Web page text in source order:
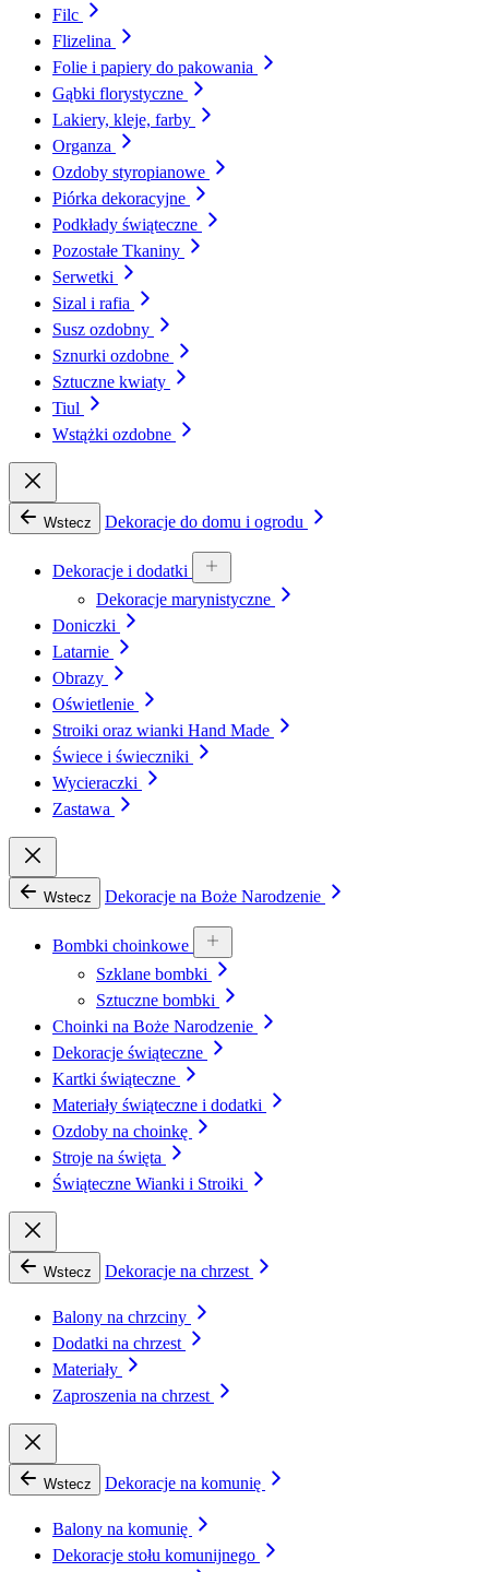
Filc
Flizelina
Folie i papiery do pakowania
Gąbki florystyczne
Lakiery, kleje, farby
Organza
Ozdoby styropianowe
Piórka dekoracyjne
Podkłady świąteczne
Pozostałe Tkaniny
Serwetki
Sizal i rafia
Susz ozdobny
Sznurki ozdobne
Sztuczne kwiaty
Tiul
Wstążki ozdobne
Wstecz Dekoracje do domu i ogrodu
Dekoracje i dodatki
Dekoracje marynistyczne
Doniczki
Latarnie
Obrazy
Oświetlenie
Stroiki oraz wianki Hand Made
Świece i świeczniki
Wycieraczki
Zastawa
Wstecz Dekoracje na Boże Narodzenie
Bombki choinkowe
Szklane bombki
Sztuczne bombki
Choinki na Boże Narodzenie
Dekoracje świąteczne
Kartki świąteczne
Materiały świąteczne i dodatki
Ozdoby na choinkę
Stroje na święta
Świąteczne Wianki i Stroiki
Wstecz Dekoracje na chrzest
Balony na chrzciny
Dodatki na chrzest
Materiały
Zaproszenia na chrzest
Wstecz Dekoracje na komunię
Balony na komunię
Dekoracje stołu komunijnego